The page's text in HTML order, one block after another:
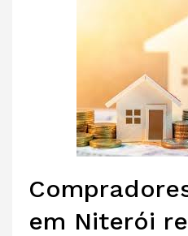
em Niterói